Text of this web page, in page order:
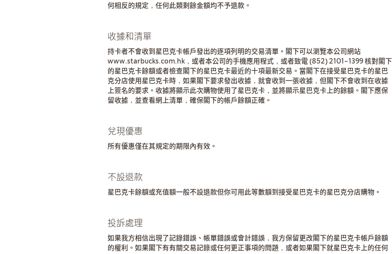
何相反的規定，任何此類剩餘金額均不予退款。
收據和清單
持卡者不會收到星巴克卡帳戶發出的逐項列明的交易清單。閣下可以瀏覽本公司網站
www.starbucks.com.hk，或者本公司的手機應用程式，或者致電 (852) 2101-1399 核對閣下
的星巴克卡餘額或者檢查閣下的星巴克卡最近的十項最新交易。當閣下在接受星巴克卡的星巴
克分店使用星巴克卡時，如果閣下要求發出收據，就會收到一張收據，但閣下不會收到在收據
上簽名的要求。收據將顯示此次購物使用了星巴克卡，並將顯示星巴克卡上的餘額。閣下應保
留收據，並查看網上清單，確保閣下的帳戶餘額正確。
兌現優惠
所有優惠僅在其規定的期限內有效。
不設退款
星巴克卡餘額或充值額一般不設退款但你可用此等數額到接受星巴克卡的星巴克分店購物。
投訴處理
如果我方相信出現了記錄錯誤、帳單錯誤或會計錯誤，我方保留更改閣下的星巴克卡帳戶餘額
的權利。如果閣下有有關交易記錄或任何更正事項的問題，或者如果閣下就星巴克卡上的任何